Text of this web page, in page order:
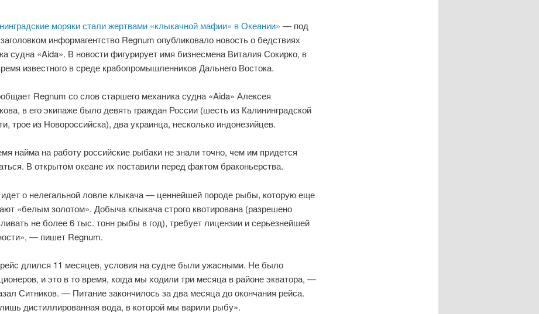
моряки стали жертвами «клыкачной мафии» в Океании» — под
информагентство Regnum опубликовало новость о бедствиях
судна «Aida». В новости фигурирует имя бизнесмена Виталия Сокирко, в
известного в среде крабопромышленников Дальнего Востока.
Regnum со слов старшего механика судна «Aida» Алексея
в его экипаже было девять граждан России (шесть из Калининградской
трое из Новороссийска), два украинца, несколько индонезийцев.
найма на работу российские рыбаки не знали точно, чем им придется
В открытом океане их поставили перед фактом браконьерства.
о нелегальной ловле клыкача — ценнейшей породе рыбы, которую еще
«белым золотом». Добыча клыкача строго квотирована (разрешено
не более 6 тыс. тонн рыбы в год), требует лицензии и серьезнейшей
— пишет Regnum.
длился 11 месяцев, условия на судне были ужасными. Не было
и это в то время, когда мы ходили три месяца в районе экватора, —
Ситников. — Питание закончилось за два месяца до окончания рейса.
дистиллированная вода, в которой мы варили рыбу».